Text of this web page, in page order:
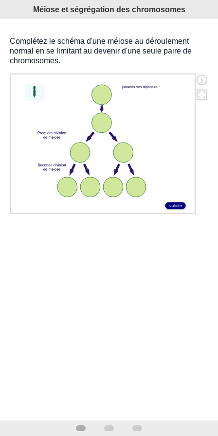
Méiose et ségrégation des chromosomes
Complétez le schéma d'une méiose au déroulement
normal en se limitant au devenir d'une seule paire de
chromosomes.
valider
j'attends vos réponses !